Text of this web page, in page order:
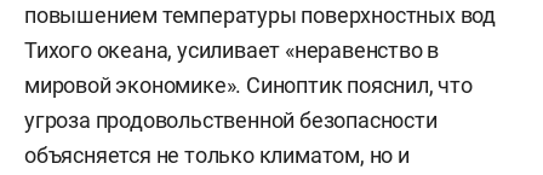
повышением температуры поверхностных вод
Тихого океана, усиливает «неравенство в
мировой экономике». Синоптик пояснил, что
угроза продовольственной безопасности
объясняется не только климатом, но и